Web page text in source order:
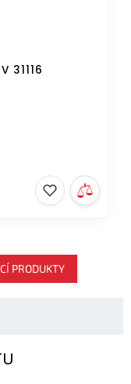
31116
PRODUKTY